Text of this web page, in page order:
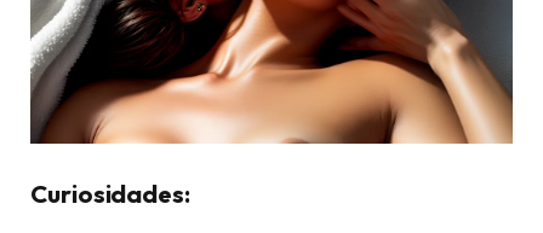
Curiosidades: